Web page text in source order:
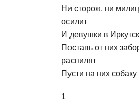
Ни сторож, ни
осилит
И девушки в
Поставь от них
распилят
Пусти на них
1